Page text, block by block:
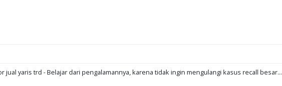
jual yaris trd - Belajar dari pengalamannya, karena tidak ingin mengulangi kasus recall besar...